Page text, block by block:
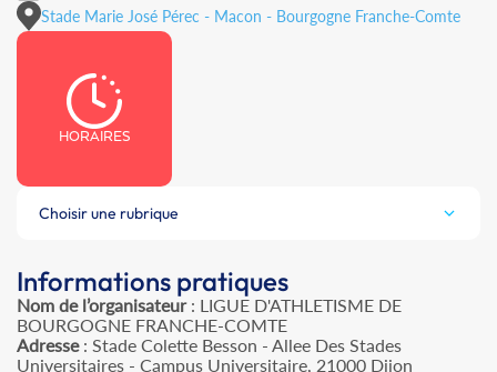
Stade Marie José Pérec - Macon - Bourgogne Franche-Comte
HORAIRES
Choisir une rubrique
Informations pratiques
Nom de l’organisateur: LIGUE D'ATHLETISME DE
BOURGOGNE FRANCHE-COMTE
Adresse: Stade Colette Besson - Allee Des Stades
Universitaires - Campus Universitaire, 21000 Dijon